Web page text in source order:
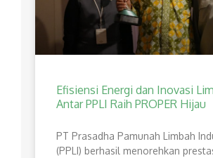
Efisiensi Energi dan Inovasi
Antar PPLI Raih PROPER Hijau
PT Prasadha Pamunah Limbah
(PPLI) berhasil menorehkan